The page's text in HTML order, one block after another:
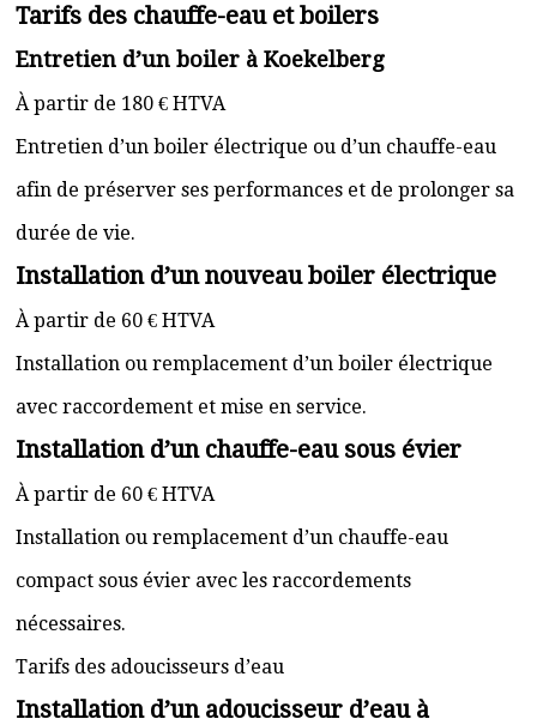
Tarifs des chauffe-eau et boilers
Entretien d’un boiler à Koekelberg
À partir de 180 € HTVA
Entretien d’un boiler électrique ou d’un chauffe-eau
afin de préserver ses performances et de prolonger sa
durée de vie.
Installation d’un nouveau boiler électrique
À partir de 60 € HTVA
Installation ou remplacement d’un boiler électrique
avec raccordement et mise en service.
Installation d’un chauffe-eau sous évier
À partir de 60 € HTVA
Installation ou remplacement d’un chauffe-eau
compact sous évier avec les raccordements
nécessaires.
Tarifs des adoucisseurs d’eau
Installation d’un adoucisseur d’eau à